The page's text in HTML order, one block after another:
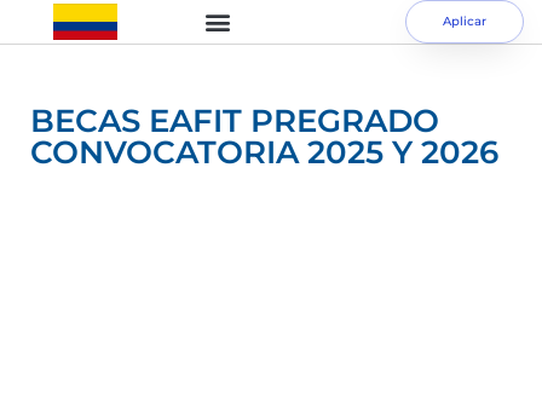
Aplicar
BECAS EAFIT PREGRADO
CONVOCATORIA 2025 Y 2026